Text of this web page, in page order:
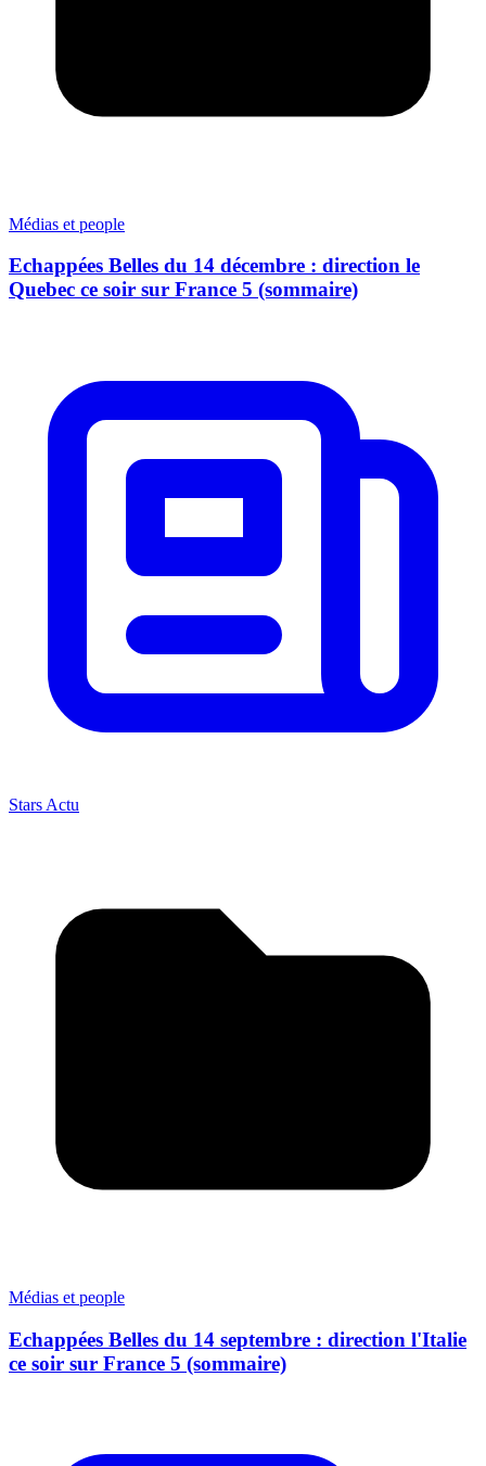
Médias et people
Echappées Belles du 14 décembre : direction le
Quebec ce soir sur France 5 (sommaire)
Stars Actu
Médias et people
Echappées Belles du 14 septembre : direction l'Italie
ce soir sur France 5 (sommaire)